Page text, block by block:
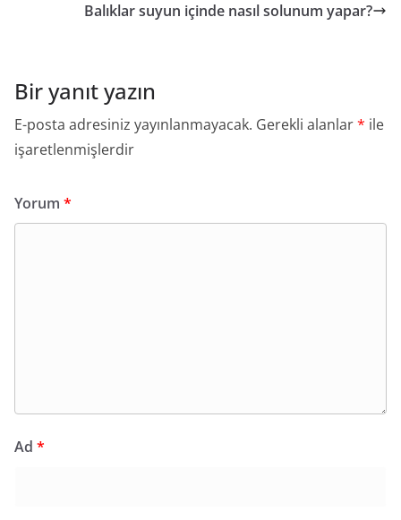
Balıklar suyun içinde nasıl solunum yapar?
Bir yanıt yazın
E-posta adresiniz yayınlanmayacak. Gerekli alanlar* ile
işaretlenmişlerdir
Yorum *
Ad *